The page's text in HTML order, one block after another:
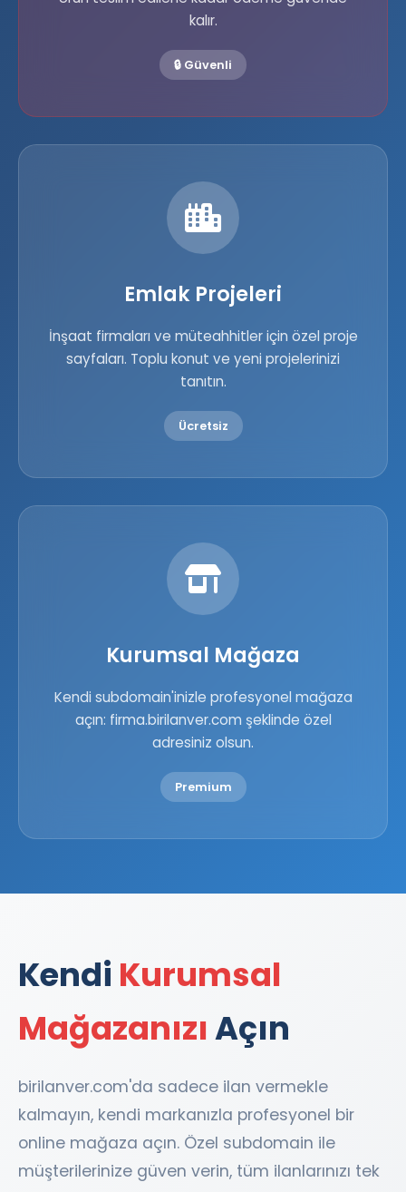
kalır.
🔒 Güvenli
Emlak Projeleri
İnşaat firmaları ve müteahhitler için özel proje
sayfaları. Toplu konut ve yeni projelerinizi
tanıtın.
Ücretsiz
Kurumsal Mağaza
Kendi subdomain'inizle profesyonel mağaza
açın: firma.birilanver.com şeklinde özel
adresiniz olsun.
Premium
Kendi Kurumsal
MağazanızıAçın
birilanver.com'da sadece ilan vermekle
kalmayın, kendi markanızla profesyonel bir
online mağaza açın. Özel subdomain ile
müşterilerinize güven verin, tüm ilanlarınızı tek